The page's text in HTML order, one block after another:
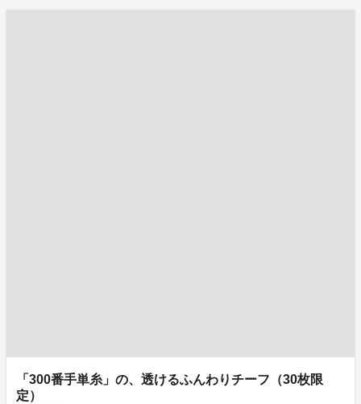
「300番手単糸」の、透けるふんわりチーフ（30枚限
定）